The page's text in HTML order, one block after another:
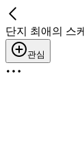
단지 최애의 스
관심